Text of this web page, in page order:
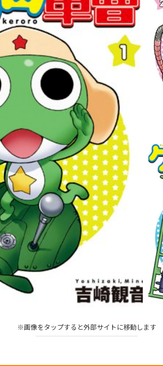
※画像をタップすると外部サイトに移動します